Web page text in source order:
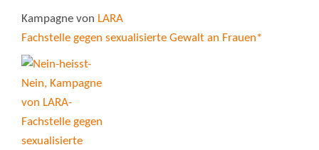
Kampagne von LARA
Fachstelle gegen sexualisierte Gewalt an Frauen*